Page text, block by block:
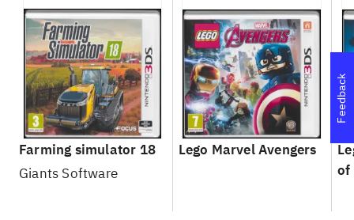
Farming simulator 18
Giants Software
Lego Marvel Avengers
of
Feedback